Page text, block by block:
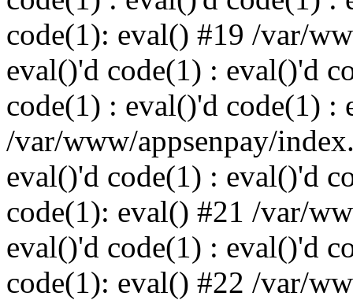
code(1): eval() #19 /var/
eval()'d code(1) : eval()'d
code(1) : eval()'d code(1) :
/var/www/appsenpay/
eval()'d code(1) : eval()'d
code(1): eval() #21 /var/
eval()'d code(1) : eval()'d
code(1): eval() #22 /var/